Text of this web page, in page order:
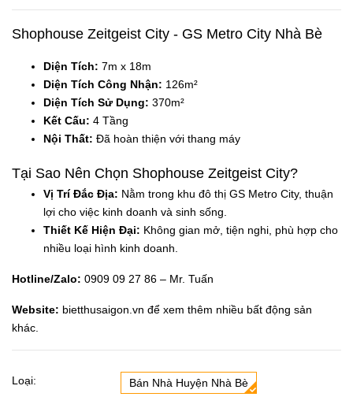
Shophouse Zeitgeist City - GS Metro City Nhà Bè
Diện Tích: 7m x 18m
Diện Tích Công Nhận: 126m²
Diện Tích Sử Dụng: 370m²
Kết Cấu: 4 Tầng
Nội Thất: Đã hoàn thiện với thang máy
Tại Sao Nên Chọn Shophouse Zeitgeist City?
Vị Trí Đắc Địa: Nằm trong khu đô thị GS Metro City, thuận
lợi cho việc kinh doanh và sinh sống.
Thiết Kế Hiện Đại: Không gian mở, tiện nghi, phù hợp cho
nhiều loại hình kinh doanh.
Hotline/Zalo: 0909 09 27 86 – Mr. Tuấn
Website: bietthusaigon.vn để xem thêm nhiều bất động sản
khác.
Loại: Bán Nhà Huyện Nhà Bè